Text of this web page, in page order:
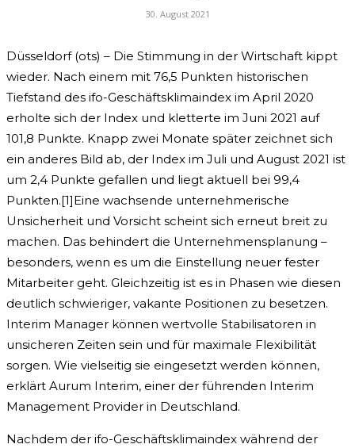
30. August 2021
Düsseldorf (ots) – Die Stimmung in der Wirtschaft kippt
wieder. Nach einem mit 76,5 Punkten historischen
Tiefstand des ifo-Geschäftsklimaindex im April 2020
erholte sich der Index und kletterte im Juni 2021 auf
101,8 Punkte. Knapp zwei Monate später zeichnet sich
ein anderes Bild ab, der Index im Juli und August 2021 ist
um 2,4 Punkte gefallen und liegt aktuell bei 99,4
Punkten.[1]Eine wachsende unternehmerische
Unsicherheit und Vorsicht scheint sich erneut breit zu
machen. Das behindert die Unternehmensplanung –
besonders, wenn es um die Einstellung neuer fester
Mitarbeiter geht. Gleichzeitig ist es in Phasen wie diesen
deutlich schwieriger, vakante Positionen zu besetzen.
Interim Manager können wertvolle Stabilisatoren in
unsicheren Zeiten sein und für maximale Flexibilität
sorgen. Wie vielseitig sie eingesetzt werden können,
erklärt Aurum Interim, einer der führenden Interim
Management Provider in Deutschland.
Nachdem der ifo-Geschäftsklimaindex während der